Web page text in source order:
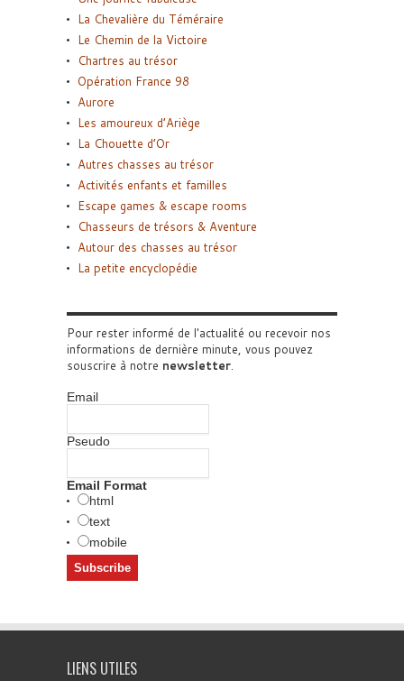
La Chevalière du Téméraire
Le Chemin de la Victoire
Chartres au trésor
Opération France 98
Aurore
Les amoureux d’Ariège
La Chouette d’Or
Autres chasses au trésor
Activités enfants et familles
Escape games & escape rooms
Chasseurs de trésors & Aventure
Autour des chasses au trésor
La petite encyclopédie
Pour rester informé de l'actualité ou recevoir nos
informations de dernière minute, vous pouvez
souscrire à notre newsletter.
Email
Pseudo
Email Format
html
text
mobile
LIENS UTILES